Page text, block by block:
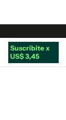
Suscribite x
US$ 3,45